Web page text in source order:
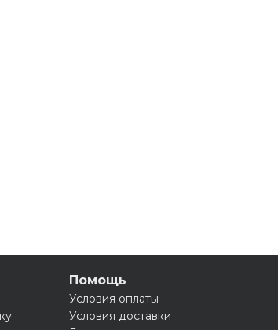
Помощь
Условия оплаты
Условия доставки